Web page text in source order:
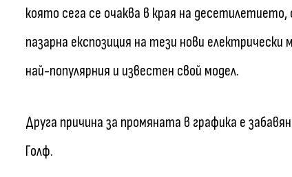
която сега се очаква в края на
пазарна експозиция на тези нови електрически
най-популярния и известен свой модел.
Друга причина за промяната в графика е
Голф.